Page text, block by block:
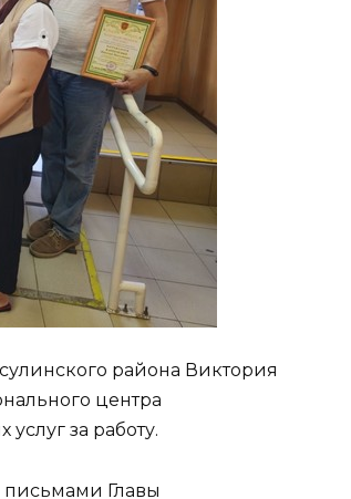
района Виктория
центра
за работу.
Главы